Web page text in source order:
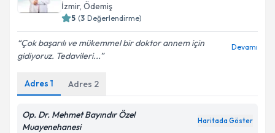
İzmir, Ödemiş
5 (3 Değerlendirme)
Çok başarılı ve mükemmel bir doktor annem için
gidiyoruz. Tedavileri...
Devamı
Adres 1 Adres 2
Op. Dr. Mehmet Bayındır Özel
Muayenehanesi
Haritada Göster